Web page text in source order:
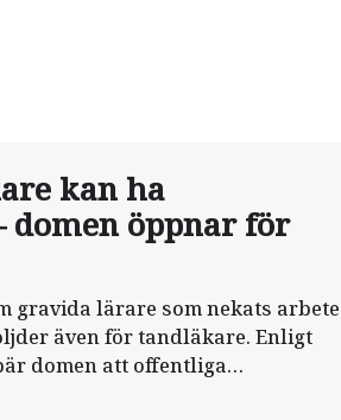
kan ha
öppnar för
gravida lärare som nekats arbete
även för tandläkare. Enligt
domen att offentliga